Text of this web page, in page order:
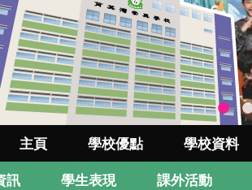
主頁 學校優點 學校資料
訊 學生表現 課外活動